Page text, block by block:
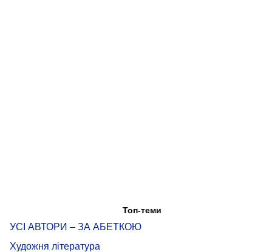
Топ-теми
УСІ АВТОРИ – ЗА АБЕТКОЮ
Художня література